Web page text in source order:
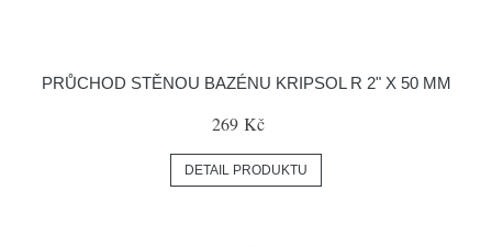
PRŮCHOD STĚNOU BAZÉNU KRIPSOL R 2" X 50 MM
269 Kč
DETAIL PRODUKTU